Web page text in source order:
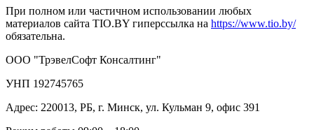
При полном или частичном использовании любых
материалов сайта TIO.BY гиперссылка на https://www.tio.by/
обязательна.
ООО "ТрэвелСофт Консалтинг"
УНП 192745765
Адрес: 220013, РБ, г. Минск, ул. Кульман 9, офис 391